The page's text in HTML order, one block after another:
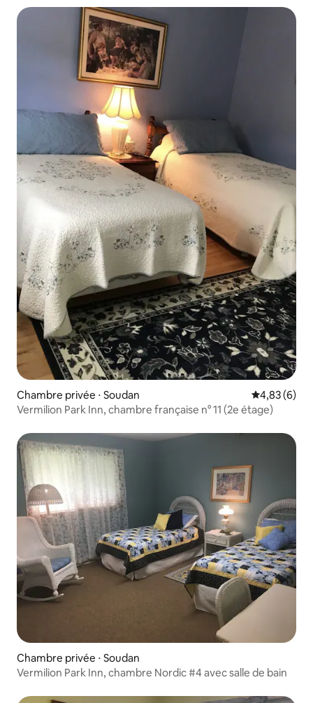
Chambre privée ⋅ Soudan Évaluation
4,83 (6)
Vermilion Park Inn, chambre française n° 11 (2e étage)
Chambre privée ⋅ Soudan
Vermilion Park Inn, chambre Nordic #4 avec salle de bain